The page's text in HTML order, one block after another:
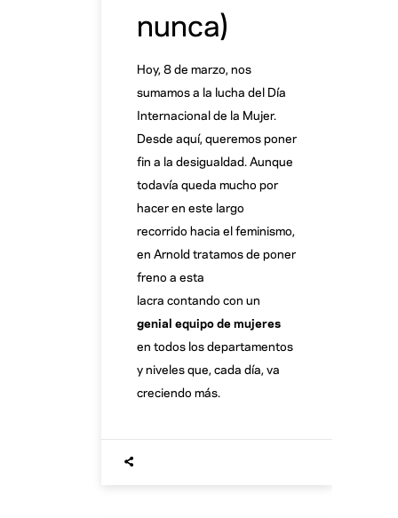
nunca)
Hoy, 8 de marzo, nos
sumamos a la lucha del Día
Internacional de la Mujer.
Desde aquí, queremos poner
fin a la desigualdad. Aunque
todavía queda mucho por
hacer en este largo
recorrido hacia el feminismo,
en Arnold tratamos de poner
freno a esta
lacra contando con un
genial equipo de mujeres
en todos los departamentos
y niveles que, cada día, va
creciendo más.